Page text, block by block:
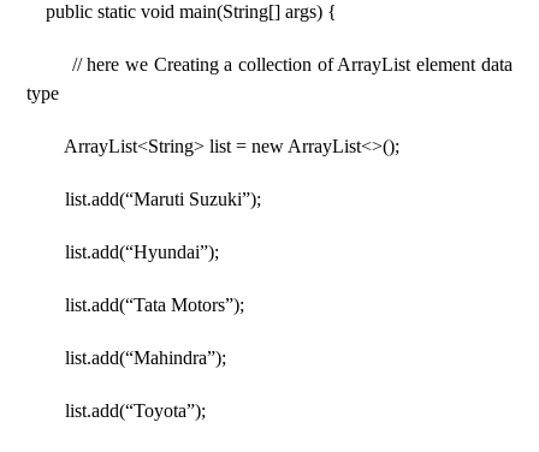
public static void main(String[] args) {
// here we Creating a collection of ArrayList element data
type
ArrayList<String> list = new ArrayList<>();
list.add(“Maruti Suzuki”);
list.add(“Hyundai”);
list.add(“Tata Motors”);
list.add(“Mahindra”);
list.add(“Toyota”);